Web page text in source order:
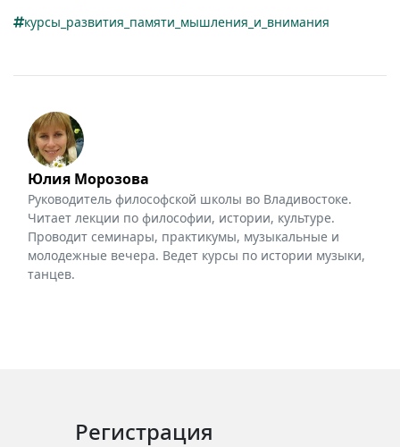
курсы_развития_памяти_мышления_и_внимания
Юлия Морозова
Руководитель философской школы во Владивостоке.
Читает лекции по философии, истории, культуре.
Проводит семинары, практикумы, музыкальные и
молодежные вечера. Ведет курсы по истории музыки,
танцев.
Регистрация